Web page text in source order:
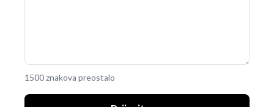
1500 znakova preostalo